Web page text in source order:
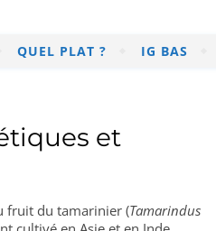
QUEL PLAT ? IG BAS
et
fruit du tamarinier (Tamarindus